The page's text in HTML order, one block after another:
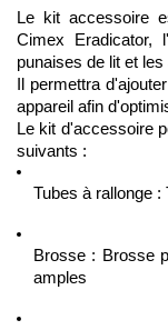
Le kit accessoire
Cimex Eradicator,
punaises de lit et les
Il permettra
appareil afin
Le kit d'accessoire
suivants :
Tubes à rallonge :
Brosse : Brosse
amples